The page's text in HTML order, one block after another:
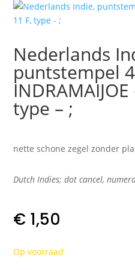
Nederlands
puntstempel
type – ;
nette schone zegel zonder
Dutch Indies; dot cancel,
€ 1,50
Op voorraad